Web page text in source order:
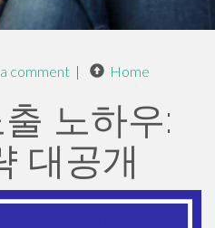
comment | Home
노하우:
대공개